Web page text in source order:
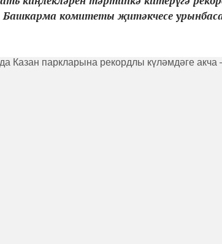
Башкарма комитеты җитәкчесе